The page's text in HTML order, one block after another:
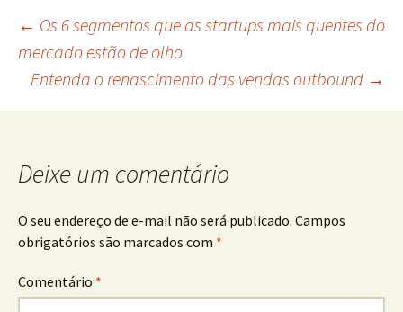
Navegação
do
← Os 6 segmentos que as startups mais quentes do
mercado estão de olho
Entenda o renascimento das vendas outbound →
Deixe um comentário
O seu endereço de e-mail não será publicado. Campos
obrigatórios são marcados com *
Comentário *